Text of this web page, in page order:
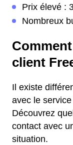
Prix élevé :
Nombreux
client
Il existe
avec le
Découvrez
contact avec
situation.